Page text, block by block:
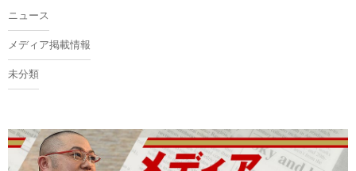
ニュース
メディア掲載情報
未分類